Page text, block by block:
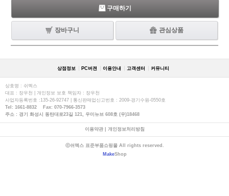
구매하기
장바구니 관심상품
상점정보 PC버젼 이용안내 고객센터 커뮤니티
상호명 : 쉬멕스
대표 : 장우천 | 개인정보 보호 책임자 : 장우천
사업자등록번호 :135-26-92747 | 통신판매업신고번호 : 2009-경기수원-0550호
Tel: 1661-8832 Fax: 070-7966-3573
주소 : 경기 화성시 동탄대로23길 121, 우미뉴브 608호 (우)18468
이용약관| 개인정보처리방침
ⓒ쉬멕스 표준부품쇼핑몰 All rights reserved.
MakeShop